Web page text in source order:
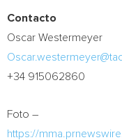
Contacto
Oscar Westermeyer
+34 915062860
Foto –
https://